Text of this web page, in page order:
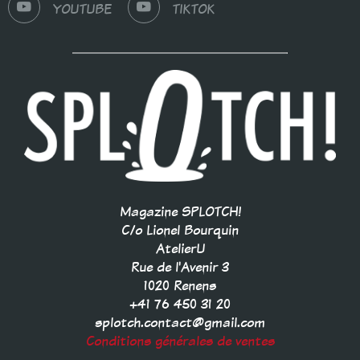
YOUTUBE TIKTOK
Magazine SPLOTCH!
C/o Lionel Bourquin
AtelierU
Rue de l'Avenir 3
1020 Renens
+41 76 450 31 20
splotch.contact@gmail.com
Conditions générales de ventes